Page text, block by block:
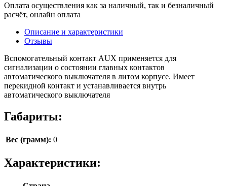
Оплата осуществления как за наличный, так и безналичный
расчёт, онлайн оплата
Описание и характеристики
Отзывы
Вспомогательный контакт AUX применяется для
сигнализации о состоянии главных контактов
автоматического выключателя в литом корпусе. Имеет
перекидной контакт и устанавливается внутрь
автоматического выключателя
Габариты:
Вес (грамм): 0
Характеристики: